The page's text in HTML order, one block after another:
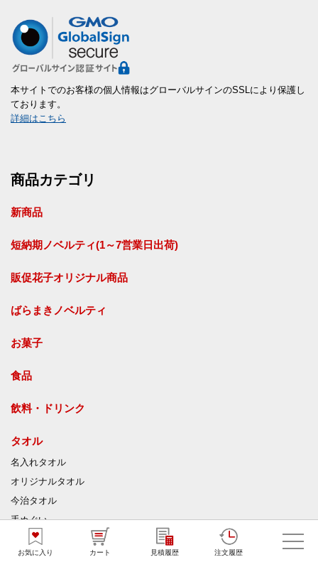
お気に入り カート 見積履歴 注文履歴
本サイトでのお客様の個人情報はグローバルサインのSSLにより保護し
ております。
詳細はこちら
商品カテゴリ
新商品
短納期ノベルティ(1～7営業日出荷)
販促花子オリジナル商品
ばらまきノベルティ
お菓子
食品
飲料・ドリンク
タオル
名入れタオル
オリジナルタオル
今治タオル
手ぬぐい
ハンカチ・ミニタオル
ジャガードタオル